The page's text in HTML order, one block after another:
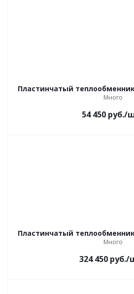
Пластинчатый теплообменник
Много
54 450руб./
Пластинчатый теплообменник
Много
324 450 руб./